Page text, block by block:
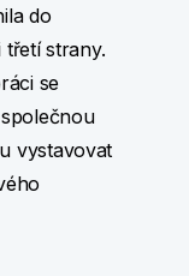
do
strany.
se
vystavovat